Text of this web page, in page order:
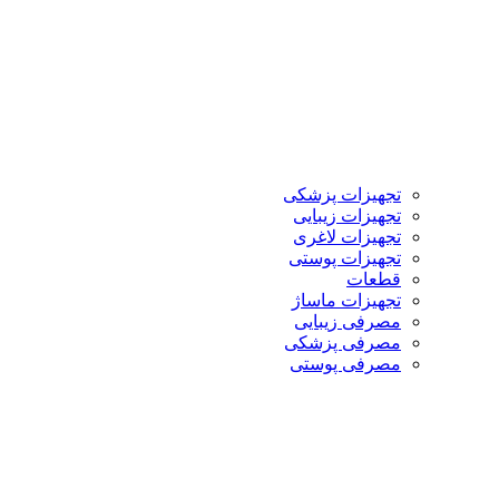
تجهیزات پزشکی
تجهیزات زیبایی
تجهیزات لاغری
تجهیزات پوستی
قطعات
تجهیزات ماساژ
مصرفی زیبایی
مصرفی پزشکی
مصرفی پوستی